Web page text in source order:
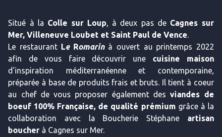
Situé à la Colle sur Loup, à deux pas de Cagnes sur
Mer, Villeneuve Loubet et Saint Paul de Vence.
Le restaurant Le Romarinà ouvert au printemps 2022
afin de vous faire découvrir une cuisine maison
d'inspiration méditerranéenne et contemporaine,
préparée à base de produits frais et bruts. Il tient à coeur
au chef de vous proposer également desviandes de
boeuf 100% Française, de qualité prémium grâce à la
collaboration avec la Boucherie Stéphaneartisan
boucher à Cagnes sur Mer.